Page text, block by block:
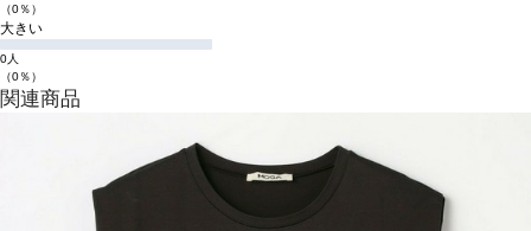
（0％）
大きい
0人
（0％）
関連商品